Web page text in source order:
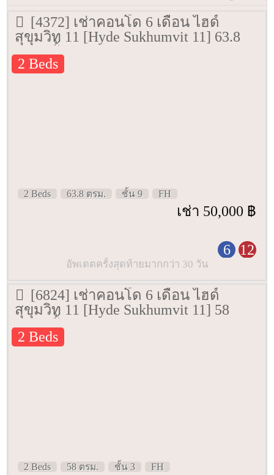
[4372] เช่าคอนโด 6 เดือน ไฮด์
สุขุมวิท 11 [Hyde Sukhumvit 11] 63.8
ตรม. ชั้น 9
2 Beds
2 Beds 63.8 ตรม. ชั้น 9 FH
เช่า 50,000 ฿
6 12
อัพเดตครั้งสุดท้ายมากกว่า 30 วัน
[6824] เช่าคอนโด 6 เดือน ไฮด์
สุขุมวิท 11 [Hyde Sukhumvit 11] 58
ตรม. ชั้น 3
2 Beds
2 Beds 58 ตรม. ชั้น 3 FH